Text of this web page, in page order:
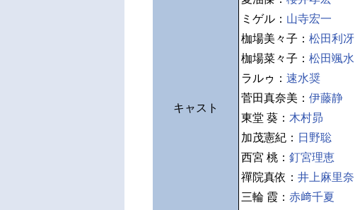
キャスト
ミゲル： 山寺宏一
枷場美々子： 松田利冴
枷場菜々子： 松田颯水
ラルゥ： 速水奨
菅田真奈美： 伊藤静
東堂 葵： 木村昴
加茂憲紀： 日野聡
西宮 桃： 釘宮理恵
禪院真依： 井上麻里奈
三輪 霞： 赤﨑千夏